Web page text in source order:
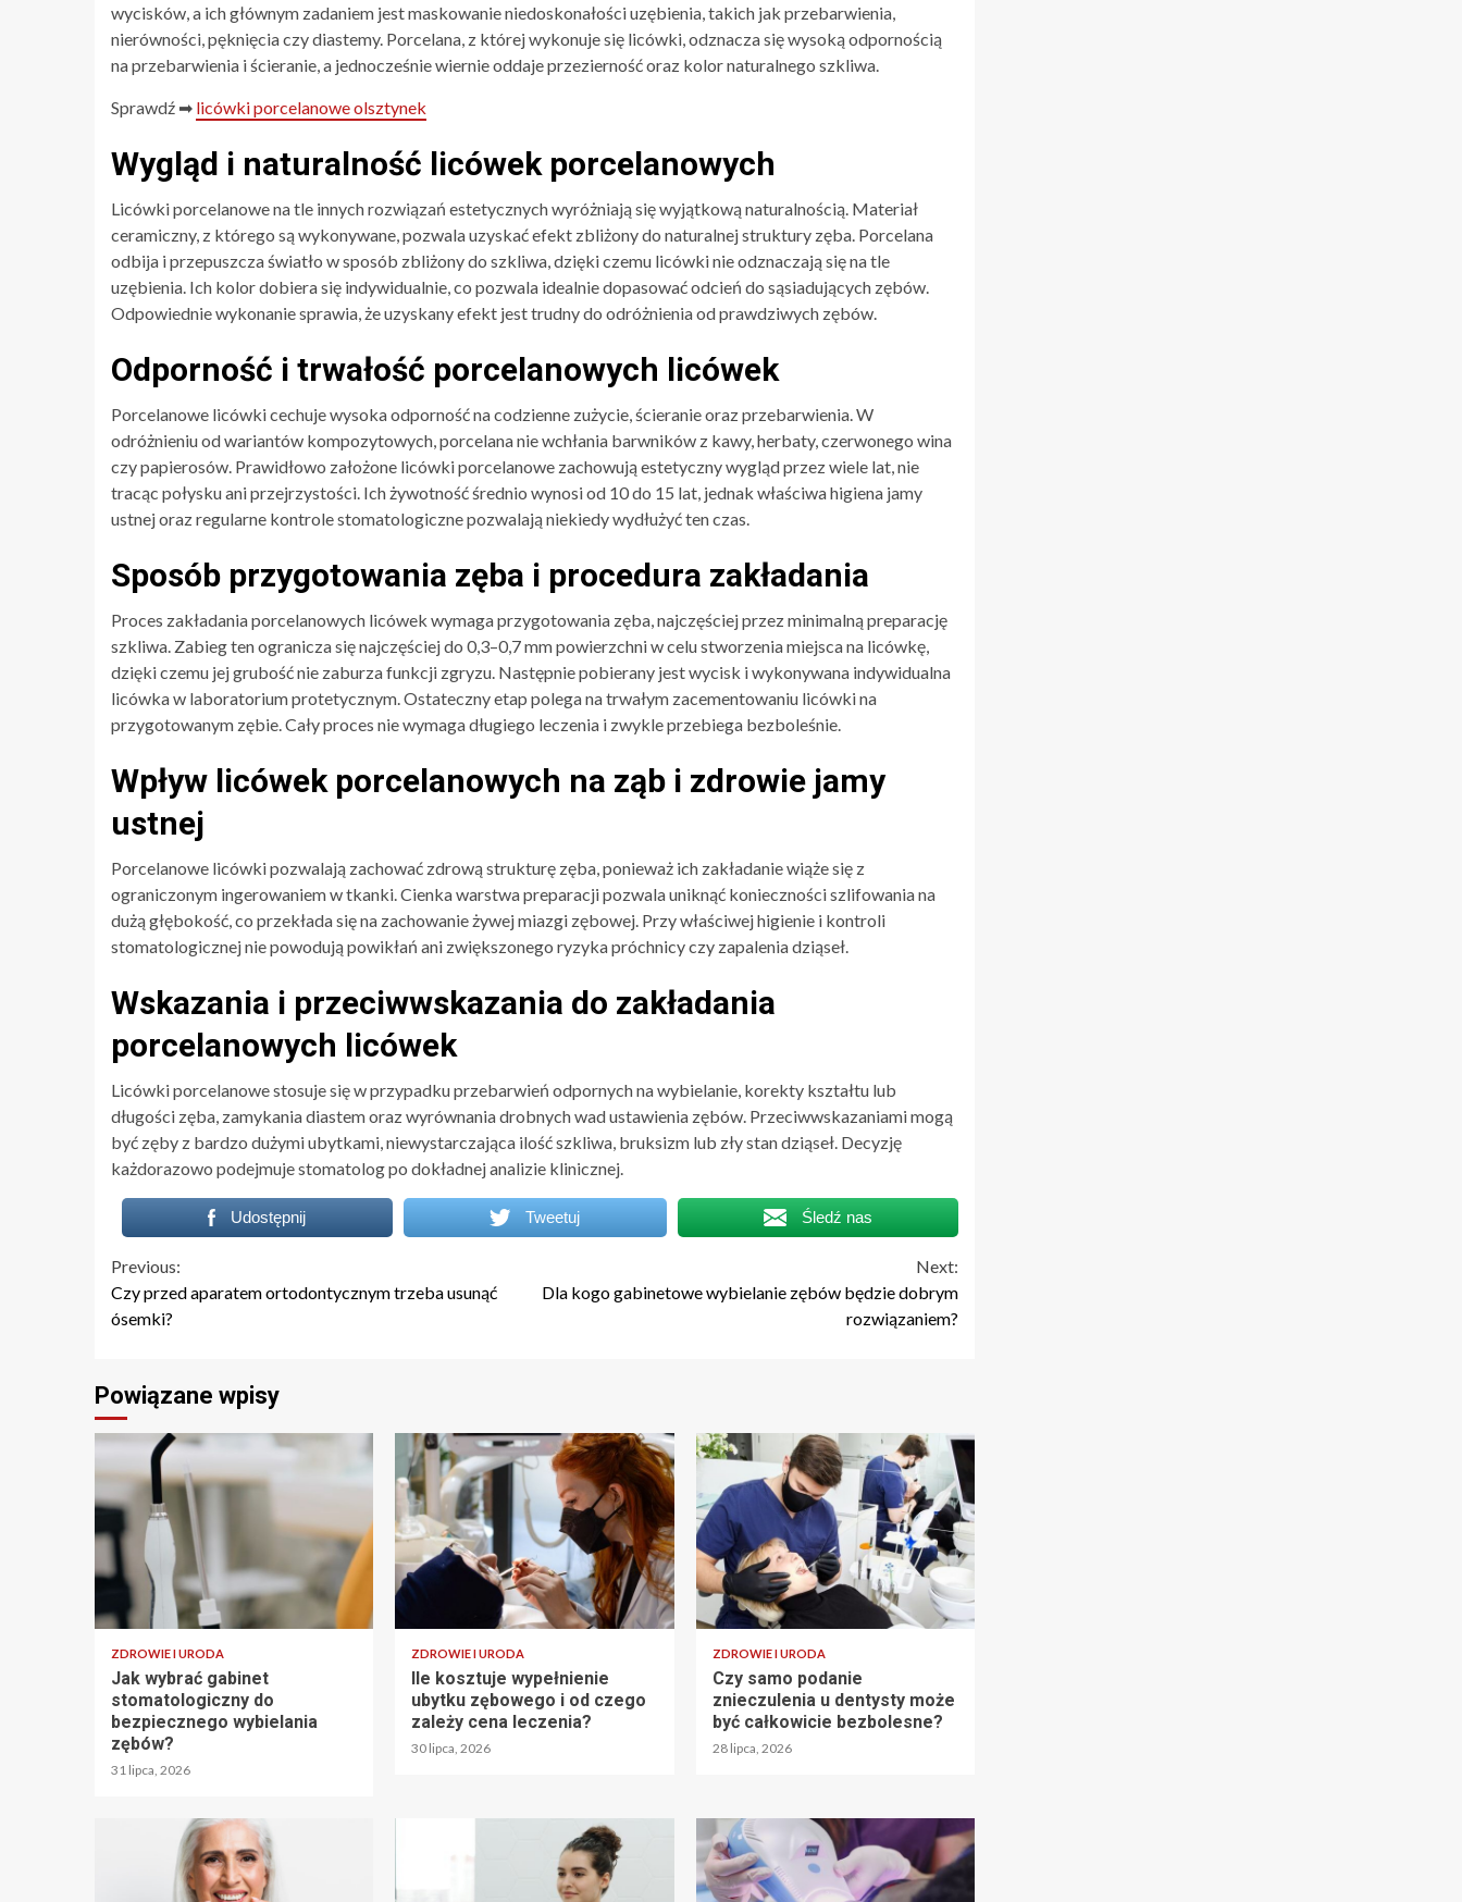
wycisków, a ich głównym zadaniem jest maskowanie niedoskonałości uzębienia, takich jak przebarwienia,
nierówności, pęknięcia czy diastemy. Porcelana, z której wykonuje się licówki, odznacza się wysoką odpornością
na przebarwienia i ścieranie, a jednocześnie wiernie oddaje przezierność oraz kolor naturalnego szkliwa.
Sprawdź ➡ licówki porcelanowe olsztynek
Wygląd i naturalność licówek porcelanowych
Licówki porcelanowe na tle innych rozwiązań estetycznych wyróżniają się wyjątkową naturalnością. Materiał
ceramiczny, z którego są wykonywane, pozwala uzyskać efekt zbliżony do naturalnej struktury zęba. Porcelana
odbija i przepuszcza światło w sposób zbliżony do szkliwa, dzięki czemu licówki nie odznaczają się na tle
uzębienia. Ich kolor dobiera się indywidualnie, co pozwala idealnie dopasować odcień do sąsiadujących zębów.
Odpowiednie wykonanie sprawia, że uzyskany efekt jest trudny do odróżnienia od prawdziwych zębów.
Odporność i trwałość porcelanowych licówek
Porcelanowe licówki cechuje wysoka odporność na codzienne zużycie, ścieranie oraz przebarwienia. W
odróżnieniu od wariantów kompozytowych, porcelana nie wchłania barwników z kawy, herbaty, czerwonego wina
czy papierosów. Prawidłowo założone licówki porcelanowe zachowują estetyczny wygląd przez wiele lat, nie
tracąc połysku ani przejrzystości. Ich żywotność średnio wynosi od 10 do 15 lat, jednak właściwa higiena jamy
ustnej oraz regularne kontrole stomatologiczne pozwalają niekiedy wydłużyć ten czas.
Sposób przygotowania zęba i procedura zakładania
Proces zakładania porcelanowych licówek wymaga przygotowania zęba, najczęściej przez minimalną preparację
szkliwa. Zabieg ten ogranicza się najczęściej do 0,3–0,7 mm powierzchni w celu stworzenia miejsca na licówkę,
dzięki czemu jej grubość nie zaburza funkcji zgryzu. Następnie pobierany jest wycisk i wykonywana indywidualna
licówka w laboratorium protetycznym. Ostateczny etap polega na trwałym zacementowaniu licówki na
przygotowanym zębie. Cały proces nie wymaga długiego leczenia i zwykle przebiega bezboleśnie.
Wpływ licówek porcelanowych na ząb i zdrowie jamy
ustnej
Porcelanowe licówki pozwalają zachować zdrową strukturę zęba, ponieważ ich zakładanie wiąże się z
ograniczonym ingerowaniem w tkanki. Cienka warstwa preparacji pozwala uniknąć konieczności szlifowania na
dużą głębokość, co przekłada się na zachowanie żywej miazgi zębowej. Przy właściwej higienie i kontroli
stomatologicznej nie powodują powikłań ani zwiększonego ryzyka próchnicy czy zapalenia dziąseł.
Wskazania i przeciwwskazania do zakładania
porcelanowych licówek
Licówki porcelanowe stosuje się w przypadku przebarwień odpornych na wybielanie, korekty kształtu lub
długości zęba, zamykania diastem oraz wyrównania drobnych wad ustawienia zębów. Przeciwwskazaniami mogą
być zęby z bardzo dużymi ubytkami, niewystarczająca ilość szkliwa, bruksizm lub zły stan dziąseł. Decyzję
każdorazowo podejmuje stomatolog po dokładnej analizie klinicznej.
Udostępnij Tweetuj Śledź nas
Continue
Reading
Previous:
Czy przed aparatem ortodontycznym trzeba usunąć
ósemki?
Next:
Dla kogo gabinetowe wybielanie zębów będzie dobrym
rozwiązaniem?
Powiązane wpisy
ZDROWIE I URODA
Jak wybrać gabinet
stomatologiczny do
bezpiecznego wybielania
zębów?
31 lipca, 2026
ZDROWIE I URODA
Ile kosztuje wypełnienie
ubytku zębowego i od czego
zależy cena leczenia?
30 lipca, 2026
ZDROWIE I URODA
Czy samo podanie
znieczulenia u dentysty może
być całkowicie bezbolesne?
28 lipca, 2026